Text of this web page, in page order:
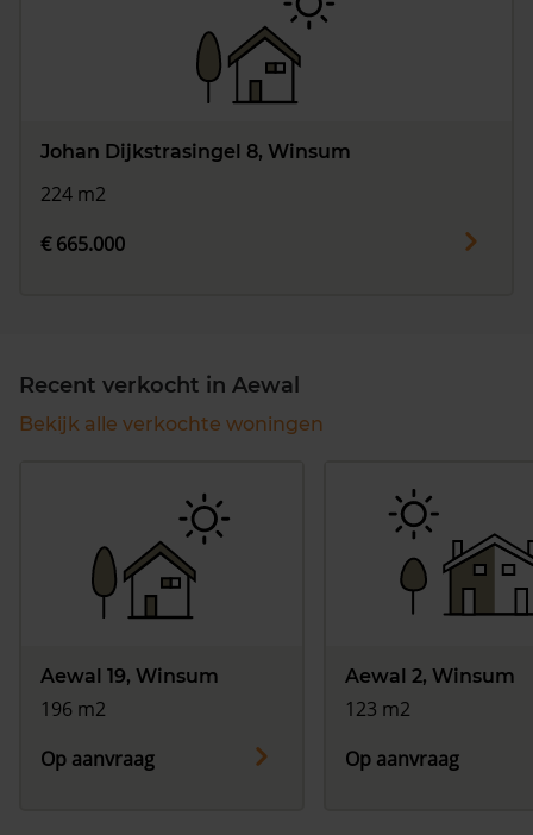
Johan Dijkstrasingel 8, Winsum
224 m2
€ 665.000
Recent verkocht in Aewal
Bekijk alle verkochte woningen
Aewal 19, Winsum
196 m2
Op aanvraag
Aewal 2, Winsum
123 m2
Op aanvraag